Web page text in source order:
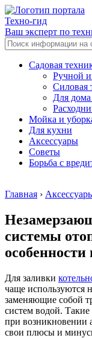
Техно-гид
Ваш эксперт по
Садовая
Ручной
Силовая
Для
Мойка и
Для кухни
Аксессуары
Советы
Борьба с
Главная ›
системы
Для заливки
чаще используются
заменяющие собой
систем водой.
при возникновении
свои плюсы и